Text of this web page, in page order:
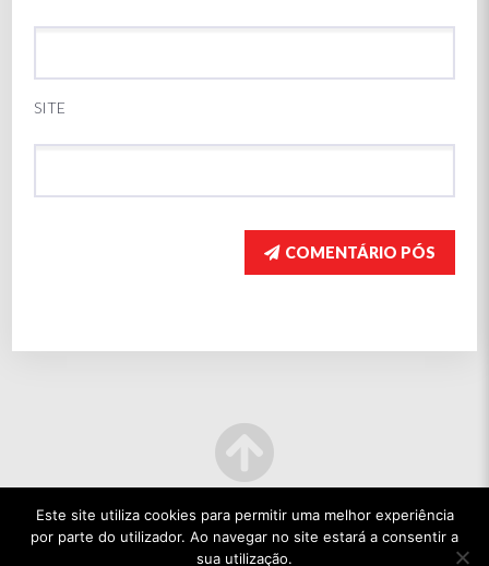
SITE
COMENTÁRIO PÓS
Este site utiliza cookies para permitir uma melhor experiência
por parte do utilizador. Ao navegar no site estará a consentir a
sua utilização.